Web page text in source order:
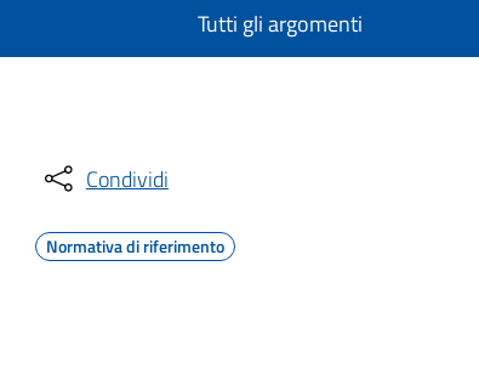
Tutti gli argomenti
Condividi
Normativa di riferimento